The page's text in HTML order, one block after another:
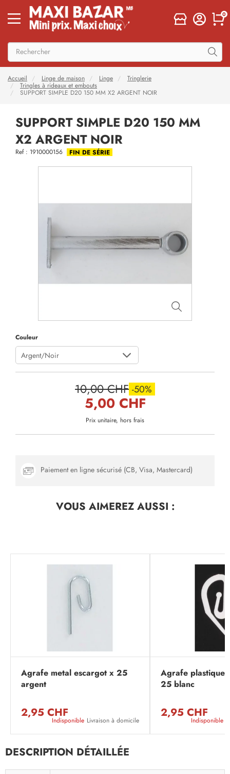
0
Accueil Linge de maison Linge
Tringlerie
Tringles à rideaux et embouts
SUPPORT SIMPLE D20 150 MM X2 ARGENT NOIR
SUPPORT SIMPLE D20 150 MM
X2 ARGENT NOIR
Ref : 1910000156 FIN DE SÉRIE
Couleur
Argent/Noir
10,00 CHF -50%
5,00 CHF
Prix unitaire, hors frais
Paiement en ligne sécurisé (CB, Visa, Mastercard)
VOUS AIMEREZAUSSI :
Agrafe metal escargot x 25
argent
2,95 CHF
Indisponible Livraison à domicile
Agrafe plastique
25 blanc
2,95 CHF
Indisponible
DESCRIPTION DÉTAILLÉE